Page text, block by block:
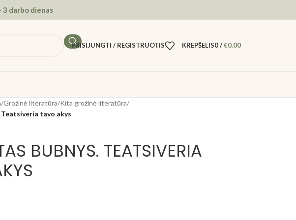
3 darbo dienas
PRISIJUNGTI / REGISTRUOTIS KREPŠELIS0/€0,00
/Grožinė literatūra/Kita grožinė literatūra/
tavo akys
BUBNYS. TEATSIVERIA